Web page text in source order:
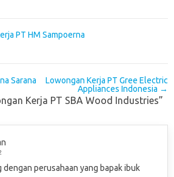
PT HM Sampoerna
Sarana
Lowongan Kerja PT Gree Electric
Appliances Indonesia →
Kerja PT SBA Wood Industries”
dengan perusahaan yang bapak ibuk